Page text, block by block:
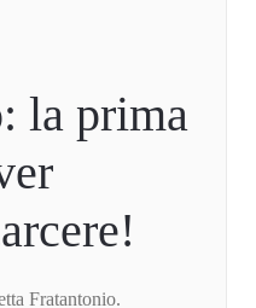
la prima
Fratantonio.